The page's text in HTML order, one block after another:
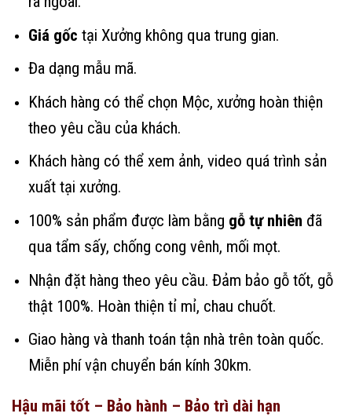
Giá gốc tại Xưởng không qua trung gian.
Đa dạng mẫu mã.
Khách hàng có thể chọn Mộc, xưởng hoàn thiện
theo yêu cầu của khách.
Khách hàng có thể xem ảnh, video quá trình sản
xuất tại xưởng.
100% sản phẩm được làm bằng gỗ tự nhiên đã
qua tẩm sấy, chống cong vênh, mối mọt.
Nhận đặt hàng theo yêu cầu. Đảm bảo gỗ tốt, gỗ
thật 100%. Hoàn thiện tỉ mỉ, chau chuốt.
Giao hàng và thanh toán tận nhà trên toàn quốc.
Miễn phí vận chuyển bán kính 30km.
Hậu mãi tốt – Bảo hành – Bảo trì dài hạn